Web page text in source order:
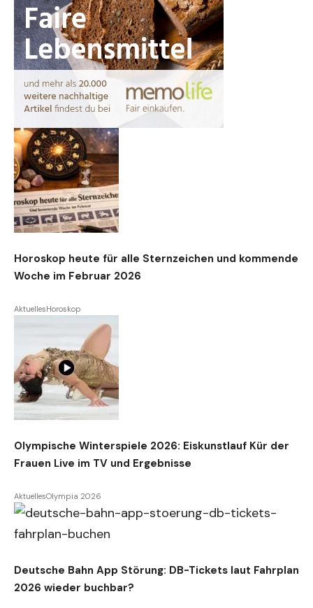
Horoskop heute für alle Sternzeichen und kommende
Woche im Februar 2026
AktuellesHoroskop
Olympische Winterspiele 2026: Eiskunstlauf Kür der
Frauen Live im TV und Ergebnisse
AktuellesOlympia 2026
Deutsche Bahn App Störung: DB-Tickets laut Fahrplan
2026 wieder buchbar?